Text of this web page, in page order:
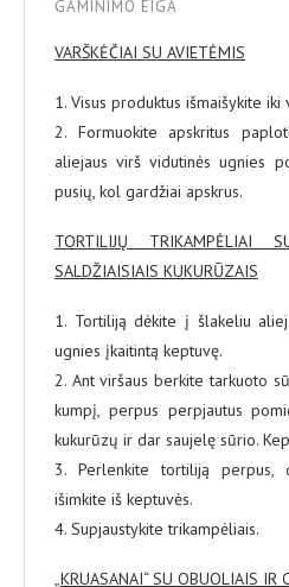
GAMINIMO EIGA
VARŠKĖČIAI SU AVIETĖMIS
1. Visus produktus išmaišykite iki
2. Formuokite apskritus
aliejaus virš vidutinės ugnies
pusių, kol gardžiai apskrus.
TORTILIJŲ TRIKAMPĖLIAI
SALDŽIAISIAIS KUKURŪZAIS
1. Tortiliją dėkite į šlakeliu
ugnies įkaitintą keptuvę.
2. Ant viršaus berkite tarkuoto
kumpį, perpus perpjautus
kukurūzų ir dar saujelę sūrio.
3. Perlenkite tortiliją perpus,
išimkite iš keptuvės.
4. Supjaustykite trikampėliais.
„KRUASANAI“ SU OBUOLIAIS IR